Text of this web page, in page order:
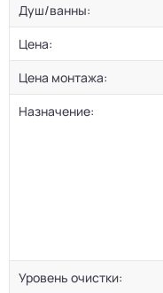
Душ/ванны:
Цена:
Цена монтажа:
Назначение:
Уровень очистки: